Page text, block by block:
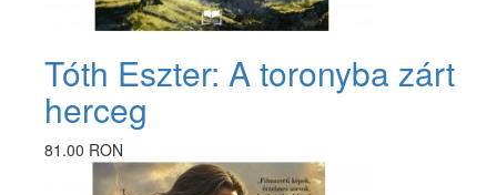
Tóth Eszter: A toronyba zárt
herceg
81.00 RON